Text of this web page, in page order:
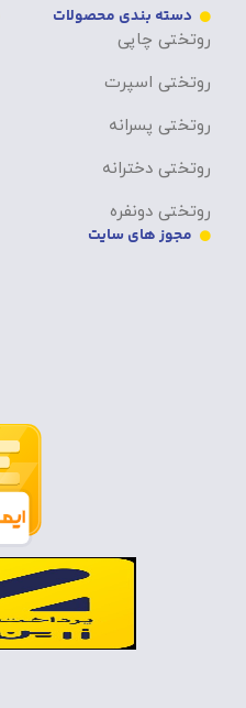
دسته بندی محصولات
روتختی چاپی
روتختی اسپرت
روتختی پسرانه
روتختی دخترانه
روتختی دونفره
مجوز های سایت